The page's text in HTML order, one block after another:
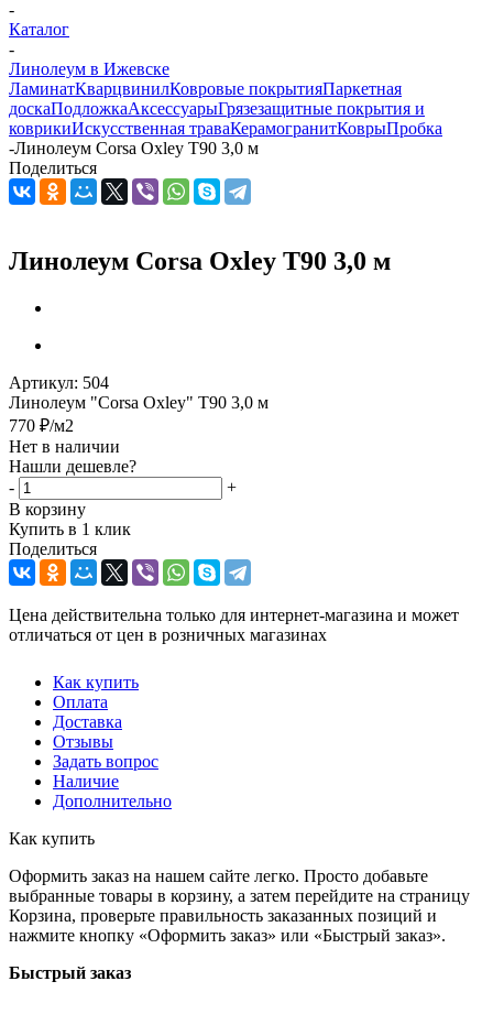
-
Каталог
-
Линолеум в Ижевске
ЛаминатКварцвинилКовровые покрытияПаркетная
доскаПодложкаАксессуарыГрязезащитные покрытия и
коврикиИскусственная траваКерамогранитКоврыПробка
-Линолеум Corsa Oxley Т90 3,0 м
Поделиться
Линолеум Corsa Oxley Т90 3,0 м
Артикул: 504
Линолеум "Corsa Oxley" Т90 3,0 м
770 ₽/м2
Нет в наличии
Нашли дешевле?
-
+
В корзину
Купить в 1 клик
Поделиться
Цена действительна только для интернет-магазина и может
отличаться от цен в розничных магазинах
Как купить
Оплата
Доставка
Отзывы
Задать вопрос
Наличие
Дополнительно
Как купить
Оформить заказ на нашем сайте легко. Просто добавьте
выбранные товары в корзину, а затем перейдите на страницу
Корзина, проверьте правильность заказанных позиций и
нажмите кнопку «Оформить заказ» или «Быстрый заказ».
Быстрый заказ